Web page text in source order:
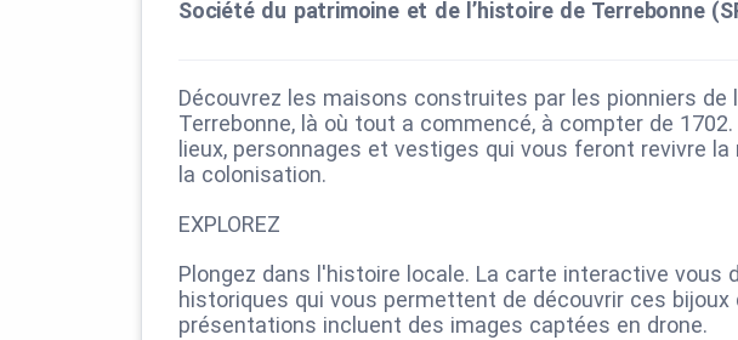
Société du patrimoine et de l’histoire de Terrebonne
Découvrez les maisons construites par les pionniers de
Terrebonne, là où tout a commencé, à compter de
lieux, personnages et vestiges qui vous feront revivre
la colonisation.
EXPLOREZ
Plongez dans l'histoire locale. La carte interactive vous
historiques qui vous permettent de découvrir ces
présentations incluent des images captées en drone.